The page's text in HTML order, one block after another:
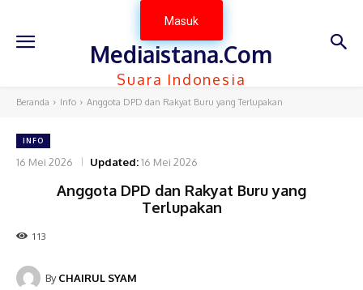
Masuk
Mediaistana.Com
Suara Indonesia
Beranda Info Anggota DPD dan Rakyat Buru yang Terlupakan
INFO
16 Mei 2026 Updated:16 Mei 2026
Anggota DPD dan Rakyat Buru yang
Terlupakan
113
By CHAIRUL SYAM